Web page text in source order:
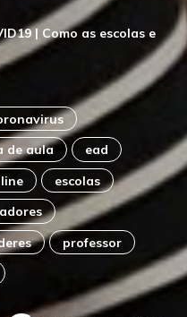
| Como as escolas e
de aula
ead
escolas
professor